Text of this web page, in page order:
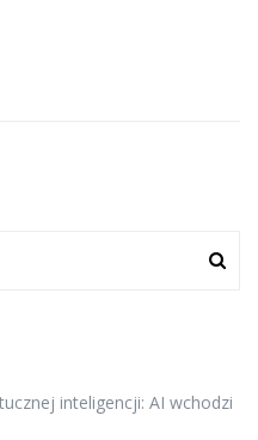
inteligencji: AI wchodzi